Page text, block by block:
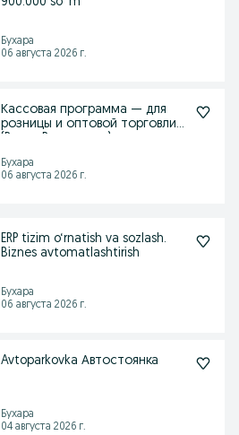
Бухара
06 августа 2026 г.
Кассовая программа — для
розницы и оптовой торговли
Бухара
06 августа 2026 г.
ERP tizim o‘rnatish va sozlash.
Biznes avtomatlashtirish
Бухара
06 августа 2026 г.
Avtoparkovka Автостоянка
Бухара
04 августа 2026 г.